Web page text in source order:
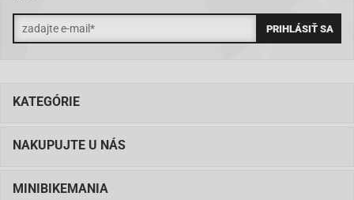
KATEGÓRIE
NAKUPUJTE U NÁS
MINIBIKEMANIA